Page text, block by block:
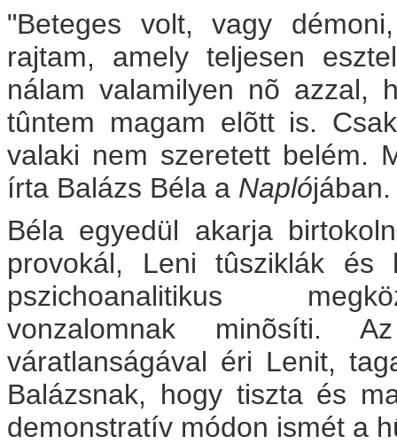
"Beteges volt, vagy
rajtam, amely teljesen
nálam valamilyen nõ azzal,
tûntem magam elõtt is.
valaki nem szeretett belém.
írta Balázs Béla a Naplójában.
Béla egyedül akarja
provokál, Leni tûsziklák és
pszichoanalitikus
vonzalomnak minõsíti.
váratlanságával éri Lenit,
Balázsnak, hogy tiszta és
demonstratív módon ismét a